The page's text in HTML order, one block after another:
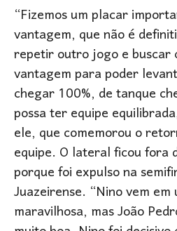
“Fizemos um placar
vantagem, que não é
repetir outro jogo e buscar
vantagem para poder
chegar 100%, de tanque
possa ter equipe
ele, que comemorou o
equipe. O lateral ficou fora
porque foi expulso na
Juazeirense. “Nino vem em
maravilhosa, mas João